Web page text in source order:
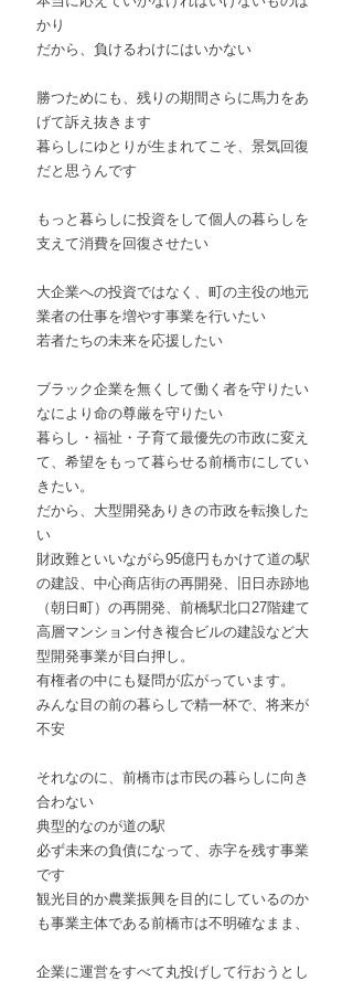
かり
だから、負けるわけにはいかない
勝つためにも、残りの期間さらに馬力をあ
げて訴え抜きます
暮らしにゆとりが生まれてこそ、景気回復
だと思うんです
もっと暮らしに投資をして個人の暮らしを
支えて消費を回復させたい
大企業への投資ではなく、町の主役の地元
業者の仕事を増やす事業を行いたい
若者たちの未来を応援したい
ブラック企業を無くして働く者を守りたい
なにより命の尊厳を守りたい
暮らし・福祉・子育て最優先の市政に変え
て、希望をもって暮らせる前橋市にしてい
きたい。
だから、大型開発ありきの市政を転換した
い
財政難といいながら95億円もかけて道の駅
の建設、中心商店街の再開発、旧日赤跡地
（朝日町）の再開発、前橋駅北口27階建て
高層マンション付き複合ビルの建設など大
型開発事業が目白押し。
有権者の中にも疑問が広がっています。
みんな目の前の暮らしで精一杯で、将来が
不安
それなのに、前橋市は市民の暮らしに向き
合わない
典型的なのが道の駅
必ず未来の負債になって、赤字を残す事業
です
観光目的か農業振興を目的にしているのか
も事業主体である前橋市は不明確なまま、
企業に運営をすべて丸投げして行おうとし